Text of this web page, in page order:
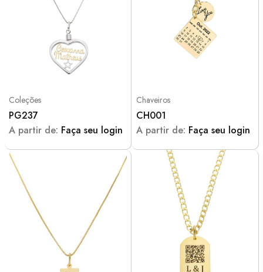
Coleções
PG237
A partir de: Faça seu login
Chaveiros
CH001
A partir de: Faça seu login